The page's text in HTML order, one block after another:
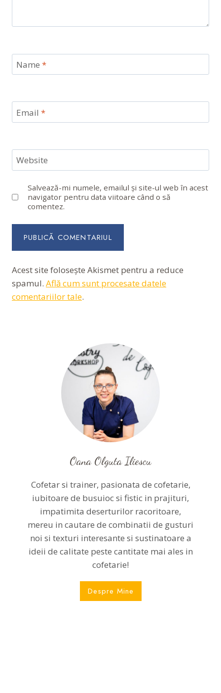
Name *
Email *
Website
Salvează-mi numele, emailul și site-ul web în acest
navigator pentru data viitoare când o să
comentez.
Acest site folosește Akismet pentru a reduce
spamul. Află cum sunt procesate datele
comentariilor tale.
Oana Olguta Iliescu
Cofetar si trainer, pasionata de cofetarie,
iubitoare de busuioc si fistic in prajituri,
impatimita deserturilor racoritoare,
mereu in cautare de combinatii de gusturi
noi si texturi interesante si sustinatoare a
ideii de calitate peste cantitate mai ales in
cofetarie!
Despre Mine